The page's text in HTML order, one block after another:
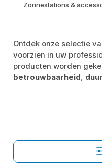
Zonnestations &
Ontdek onze selectie
voorzien in uw
producten worden
betrouwbaarheid,